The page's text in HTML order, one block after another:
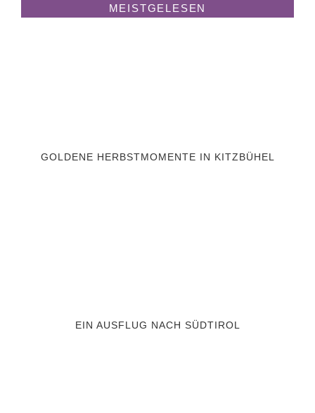
MEISTGELESEN
GOLDENE HERBSTMOMENTE IN KITZBÜHEL
EIN AUSFLUG NACH SÜDTIROL